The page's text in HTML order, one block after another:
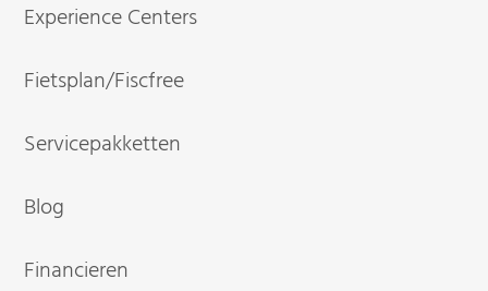
Experience Centers
Fietsplan/Fiscfree
Servicepakketten
Blog
Financieren